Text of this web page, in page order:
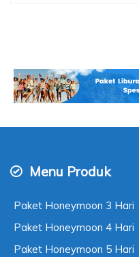
Menu Produk
Paket Honeymoon 3 Hari
Paket Honeymoon 4 Hari
Paket Honeymoon 5 Hari